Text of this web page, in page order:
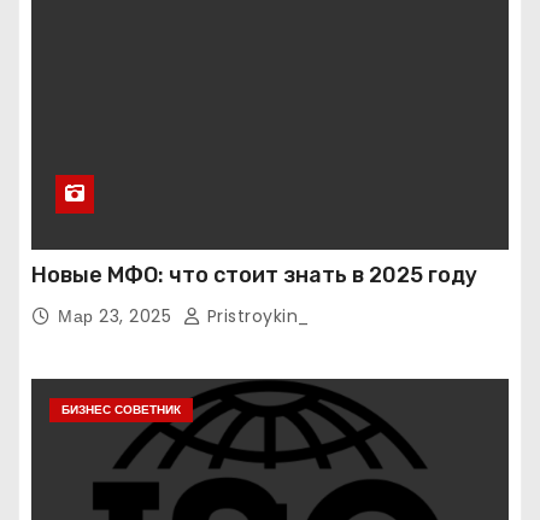
Новые МФО: что стоит знать в 2025 году
Мар 23, 2025 Pristroykin_
БИЗНЕС СОВЕТНИК